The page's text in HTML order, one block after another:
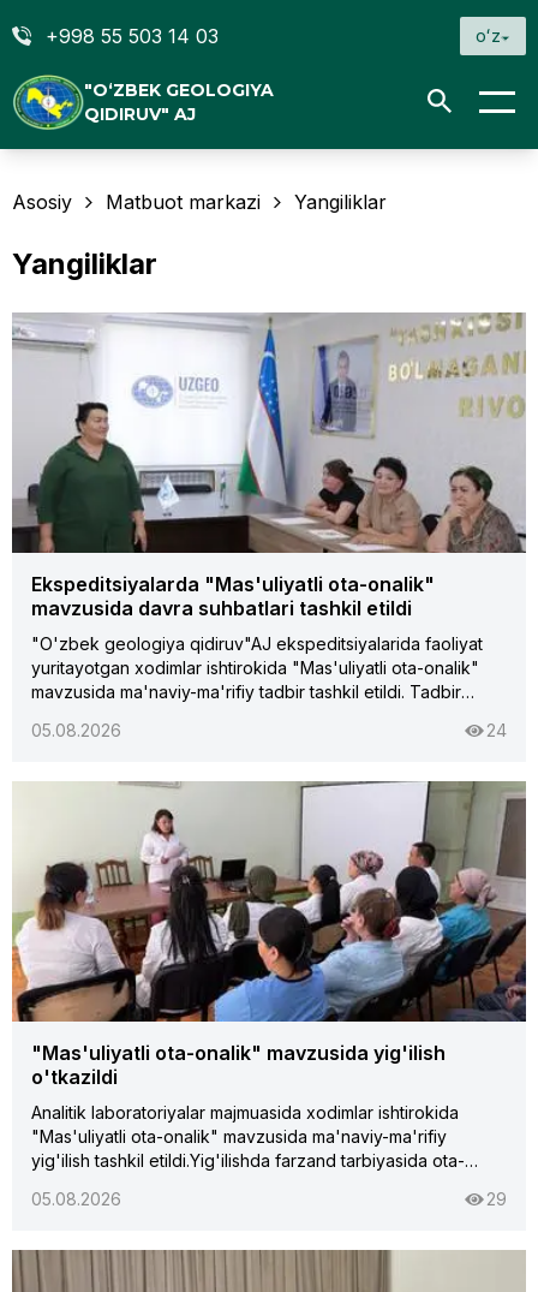
+998 55 503 14 03 oʻz
"O‘ZBEK GEOLOGIYA
QIDIRUV" AJ
Asosiy Matbuot markazi Yangiliklar
Yangiliklar
Ekspeditsiyalarda "Mas'uliyatli ota-onalik"
mavzusida davra suhbatlari tashkil etildi
"O'zbek geologiya qidiruv"AJ ekspeditsiyalarida faoliyat
yuritayotgan xodimlar ishtirokida "Mas'uliyatli ota-onalik"
mavzusida ma'naviy-ma'rifiy tadbir tashkil etildi. Tadbir
farzand tarbiyasida ota-onaning mas'uliyati, oilaviy
oqibat va e'tibor muhimligi haqida so'z yuritildi. Uchrashuv
yakunida ishtirokchilar mavzu yuzasidan fikr almashib,
mas'uliyatli ota-onalik jamiyatning barqaror rivojlanishi va
barkamol avlodni tarbiyalashning muhim omillaridan biri
ekani ta'kidlandi.
05.08.2026 24
"Mas'uliyatli ota-onalik" mavzusida yig'ilish
o'tkazildi
Analitik laboratoriyalar majmuasida xodimlar ishtirokida
"Mas'uliyatli ota-onalik" mavzusida ma'naviy-ma'rifiy
yig'ilish tashkil etildi.Yig'ilishda farzand tarbiyasida ota-
shakllantirish, yoshlarni milliy qadriyatlar ruhida tarbiyalash
masalalari muhokama qilindi.Tadbir yakunida mas'uliyatli
ota-onalikning ahamiyati yana bir bor ta'kidlanib,
05.08.2026 29